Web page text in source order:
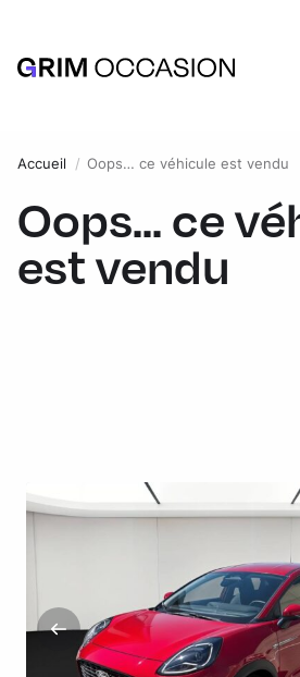
Accueil Oops… ce véhicule est vendu
Oops... ce
est vendu